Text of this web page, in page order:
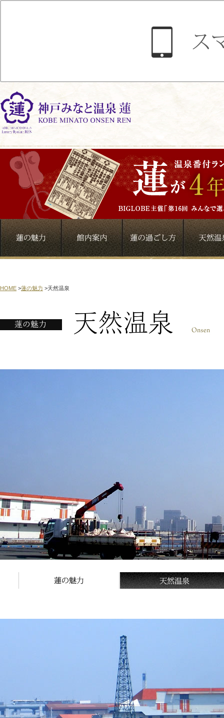
HOME >蓮の魅力 >天然温泉